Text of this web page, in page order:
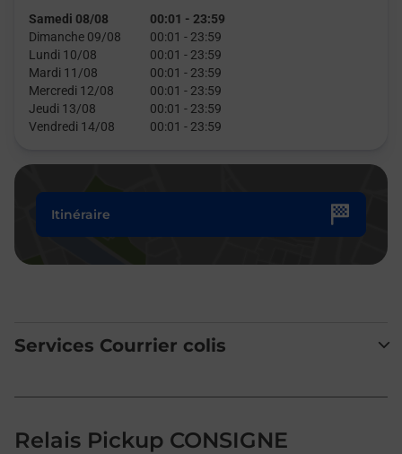
Samedi 08/08 00:01 - 23:59
Dimanche 09/08
00:01 - 23:59
Lundi 10/08
00:01 - 23:59
Mardi 11/08
00:01 - 23:59
Mercredi 12/08
00:01 - 23:59
Jeudi 13/08
00:01 - 23:59
Vendredi 14/08
00:01 - 23:59
Itinéraire
Services Courrier colis
Relais Pickup CONSIGNE